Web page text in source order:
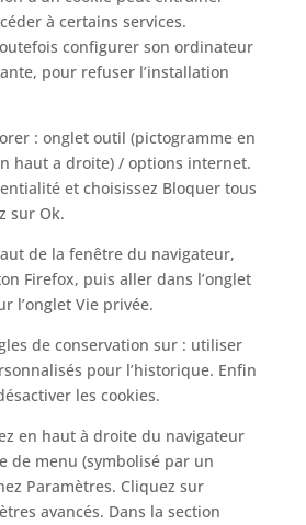
à certains services.
configurer son ordinateur
pour refuser l’installation
: onglet outil (pictogramme en
haut a droite) / options internet.
et choisissez Bloquer tous
sur Ok.
de la fenêtre du navigateur,
Firefox, puis aller dans l’onglet
l’onglet Vie privée.
de conservation sur : utiliser
pour l’historique. Enfin
les cookies.
en haut à droite du navigateur
de menu (symbolisé par un
Paramètres. Cliquez sur
avancés. Dans la section